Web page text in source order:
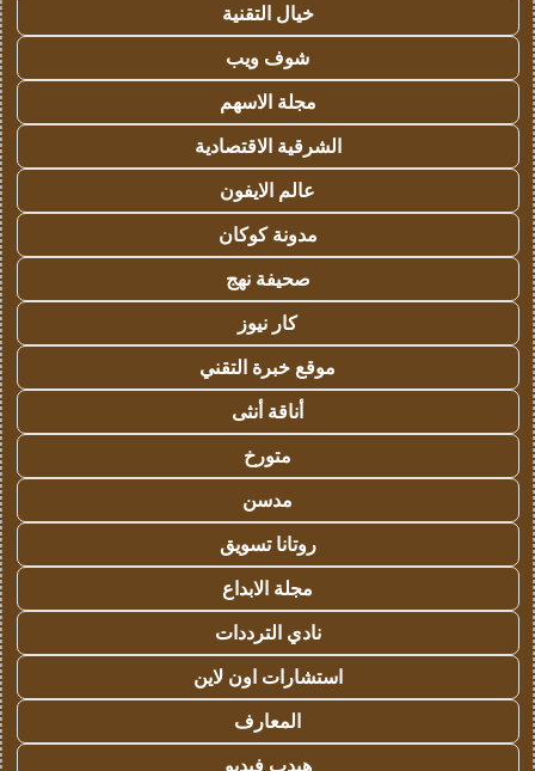
خيال التقنية
شوف ويب
مجلة الاسهم
الشرقية الاقتصادية
عالم الايفون
مدونة كوكان
صحيفة نهج
كار نيوز
موقع خبرة التقني
أناقة أنثى
متورخ
مدسن
روتانا تسويق
مجلة الابداع
نادي الترددات
استشارات اون لاين
المعارف
هيدب فيديو